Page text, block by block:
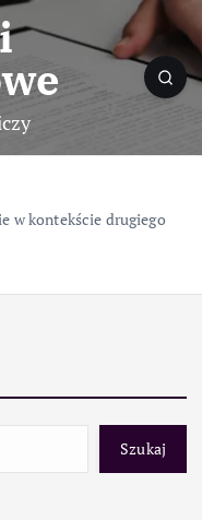
w kontekście drugiego
Szukaj